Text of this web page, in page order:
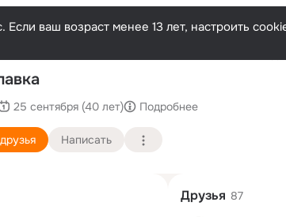
ваш возраст менее 13 лет, настроить
25 сентября (40 лет) Подробнее
Написать
Друзья 87